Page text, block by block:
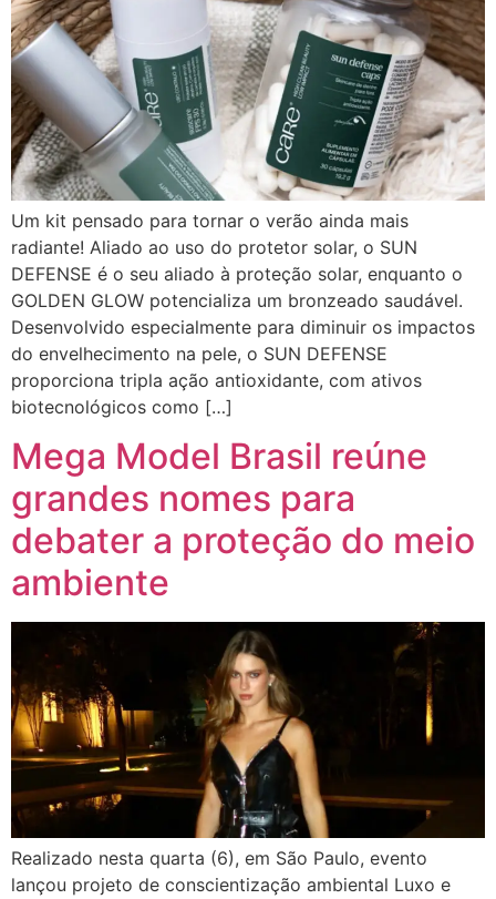
Um kit pensado para tornar o verão ainda mais
radiante! Aliado ao uso do protetor solar, o SUN
DEFENSE é o seu aliado à proteção solar, enquanto o
GOLDEN GLOW potencializa um bronzeado saudável.
Desenvolvido especialmente para diminuir os impactos
do envelhecimento na pele, o SUN DEFENSE
proporciona tripla ação antioxidante, com ativos
biotecnológicos como […]
Mega Model Brasil reúne
grandes nomes para
debater a proteção do meio
ambiente
Realizado nesta quarta (6), em São Paulo, evento
lançou projeto de conscientização ambiental Luxo e